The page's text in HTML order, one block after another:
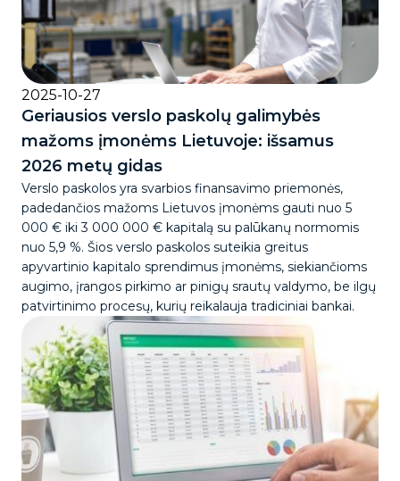
2025-10-27
Geriausios verslo paskolų galimybės
mažoms įmonėms Lietuvoje: išsamus
2026 metų gidas
Verslo paskolos yra svarbios finansavimo priemonės,
padedančios mažoms Lietuvos įmonėms gauti nuo 5
000 € iki 3 000 000 € kapitalą su palūkanų normomis
nuo 5,9 %. Šios verslo paskolos suteikia greitus
apyvartinio kapitalo sprendimus įmonėms, siekiančioms
augimo, įrangos pirkimo ar pinigų srautų valdymo, be ilgų
patvirtinimo procesų, kurių reikalauja tradiciniai bankai.